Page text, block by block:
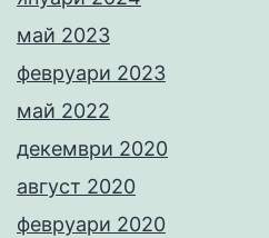
май 2023
февруари 2023
май 2022
декември 2020
август 2020
февруари 2020